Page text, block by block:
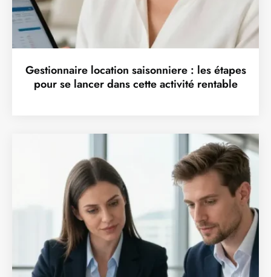
Gestionnaire location saisonniere : les étapes
pour se lancer dans cette activité rentable